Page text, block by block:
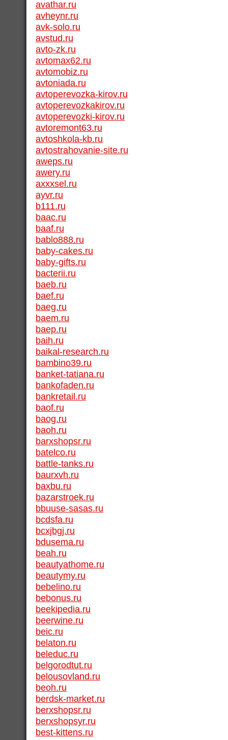
avathar.ru
avheynr.ru
avk-solo.ru
avstud.ru
avto-zk.ru
avtomax62.ru
avtomobiz.ru
avtoniada.ru
avtoperevozka-kirov.ru
avtoperevozkakirov.ru
avtoperevozki-kirov.ru
avtoremont63.ru
avtoshkola-kb.ru
avtostrahovanie-site.ru
aweps.ru
awery.ru
axxxsel.ru
ayvr.ru
b111.ru
baac.ru
baaf.ru
bablo888.ru
baby-cakes.ru
baby-gifts.ru
bacterii.ru
baeb.ru
baef.ru
baeg.ru
baem.ru
baep.ru
baih.ru
baikal-research.ru
bambino39.ru
banket-tatiana.ru
bankofaden.ru
bankretail.ru
baof.ru
baog.ru
baoh.ru
barxshopsr.ru
batelco.ru
battle-tanks.ru
baurxvh.ru
baxbu.ru
bazarstroek.ru
bbuuse-sasas.ru
bcdsfa.ru
bcxjbgj.ru
bdusema.ru
beah.ru
beautyathome.ru
beautymy.ru
bebelino.ru
bebonus.ru
beekipedia.ru
beerwine.ru
beic.ru
belaton.ru
beleduc.ru
belgorodtut.ru
belousovland.ru
beoh.ru
berdsk-market.ru
berxshopsr.ru
berxshopsyr.ru
best-kittens.ru